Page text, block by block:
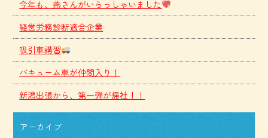
今年も、燕さんがいらっしゃいました
経営労務診断適合企業
吸引車講習
バキューム車が仲間入り！
新潟出張から、第一弾が帰社！！
アーカイブ